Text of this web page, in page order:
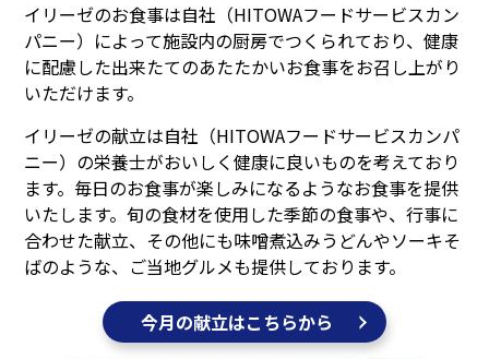
イリーゼのお食事は自社（HITOWAフードサービスカン
パニー）によって施設内の厨房でつくられており、健康
に配慮した出来たてのあたたかいお食事をお召し上がり
いただけます。
イリーゼの献立は自社（HITOWAフードサービスカンパ
ニー）の栄養士がおいしく健康に良いものを考えており
ます。毎日のお食事が楽しみになるようなお食事を提供
いたします。旬の食材を使用した季節の食事や、行事に
合わせた献立、その他にも味噌煮込みうどんやソーキそ
ばのような、ご当地グルメも提供しております。
今月の献立はこちらから